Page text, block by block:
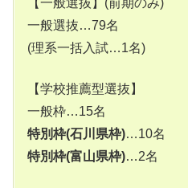
【一般選抜】(前期のみ)
一般選抜…79名
(理系一括入試…1名)
【学校推薦型選抜】
一般枠…15名
特別枠(石川県枠)…10名
特別枠(富山県枠)…2名